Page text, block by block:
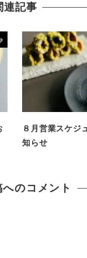
連記事
８月営業スケジ
知らせ
へのコメント